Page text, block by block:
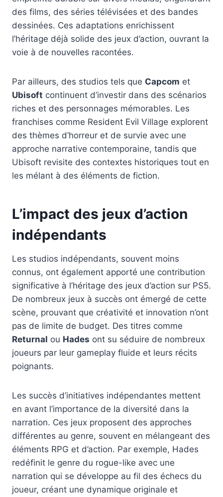
des films, des séries télévisées et des bandes
dessinées. Ces adaptations enrichissent
l’héritage déjà solide des jeux d’action, ouvrant la
voie à de nouvelles racontées.
Par ailleurs, des studios tels que Capcom et
Ubisoft continuent d’investir dans des scénarios
riches et des personnages mémorables. Les
franchises comme Resident Evil Village explorent
des thèmes d’horreur et de survie avec une
approche narrative contemporaine, tandis que
Ubisoft revisite des contextes historiques tout en
les mélant à des éléments de fiction.
L’impact des jeux d’action
indépendants
Les studios indépendants, souvent moins
connus, ont également apporté une contribution
significative à l’héritage des jeux d’action sur PS5.
De nombreux jeux à succès ont émergé de cette
scène, prouvant que créativité et innovation n’ont
pas de limite de budget. Des titres comme
Returnal ou Hades ont su séduire de nombreux
joueurs par leur gameplay fluide et leurs récits
poignants.
Les succès d’initiatives indépendantes mettent
en avant l’importance de la diversité dans la
narration. Ces jeux proposent des approches
différentes au genre, souvent en mélangeant des
éléments RPG et d’action. Par exemple, Hades
redéfinit le genre du rogue-like avec une
narration qui se développe au fil des échecs du
joueur, créant une dynamique originale et